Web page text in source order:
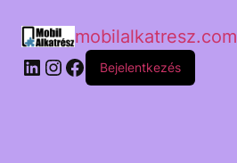
mobilalkatresz.com
Bejelentkezés